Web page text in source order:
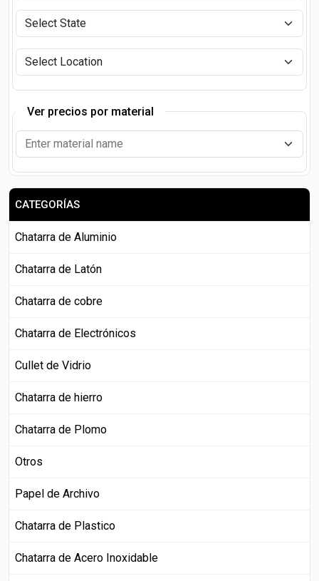
Ver precios por material
CATEGORÍAS
Chatarra de Aluminio
Chatarra de Latón
Chatarra de cobre
Chatarra de Electrónicos
Cullet de Vidrio
Chatarra de hierro
Chatarra de Plomo
Otros
Papel de Archivo
Chatarra de Plastico
Chatarra de Acero Inoxidable